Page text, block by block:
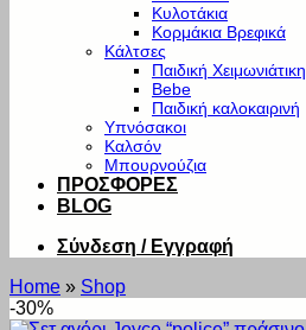
Κυλοτάκια
Κορμάκια Βρεφικά
Κάλτσες
Παιδική Χειμωνιάτικη
Bebe
Παιδική καλοκαιρινή
Υπνόσακοι
Καλσόν
Μπουρνούζια
ΠΡΟΣΦΟΡΕΣ
BLOG
Σύνδεση / Εγγραφή
Home » Shop
-30%